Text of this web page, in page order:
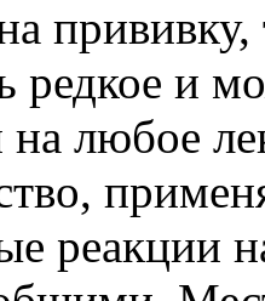
прививку,
редкое и
любое
реакции